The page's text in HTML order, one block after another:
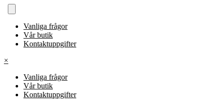
Vanliga frågor
Vår butik
Kontaktuppgifter
×
Vanliga frågor
Vår butik
Kontaktuppgifter